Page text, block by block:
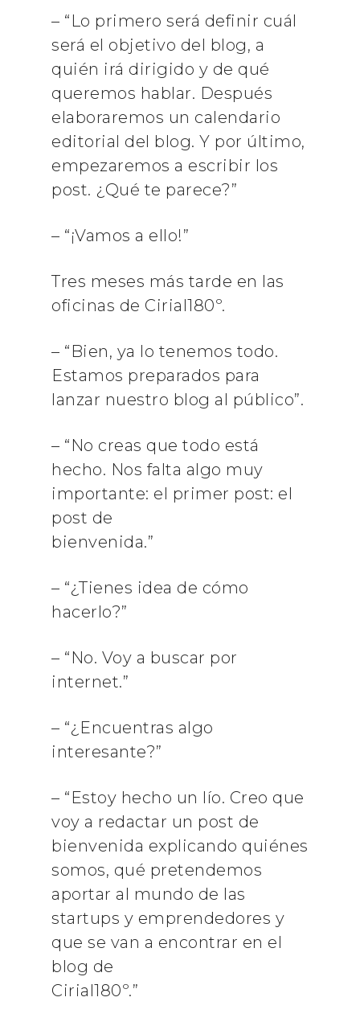
– “Lo primero será definir cuál
será el objetivo del blog, a
quién irá dirigido y de qué
queremos hablar. Después
elaboraremos un calendario
editorial del blog. Y por último,
empezaremos a escribir los
post. ¿Qué te parece?”
– “¡Vamos a ello!”
Tres meses más tarde en las
oficinas de Cirial180º.
– “Bien, ya lo tenemos todo.
Estamos preparados para
lanzar nuestro blog al público”.
– “No creas que todo está
hecho. Nos falta algo muy
importante: el primer post: el
post de
bienvenida.”
– “¿Tienes idea de cómo
hacerlo?”
– “No. Voy a buscar por
internet.”
– “¿Encuentras algo
interesante?”
– “Estoy hecho un lío. Creo que
voy a redactar un post de
bienvenida explicando quiénes
somos, qué pretendemos
aportar al mundo de las
startups y emprendedores y
que se van a encontrar en el
blog de
Cirial180º.”